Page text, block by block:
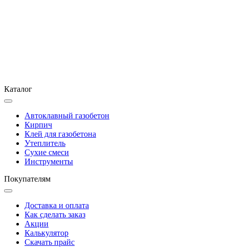
Каталог
Автоклавный газобетон
Кирпич
Клей для газобетона
Утеплитель
Сухие смеси
Инструменты
Покупателям
Доставка и оплата
Как сделать заказ
Акции
Калькулятор
Скачать прайс